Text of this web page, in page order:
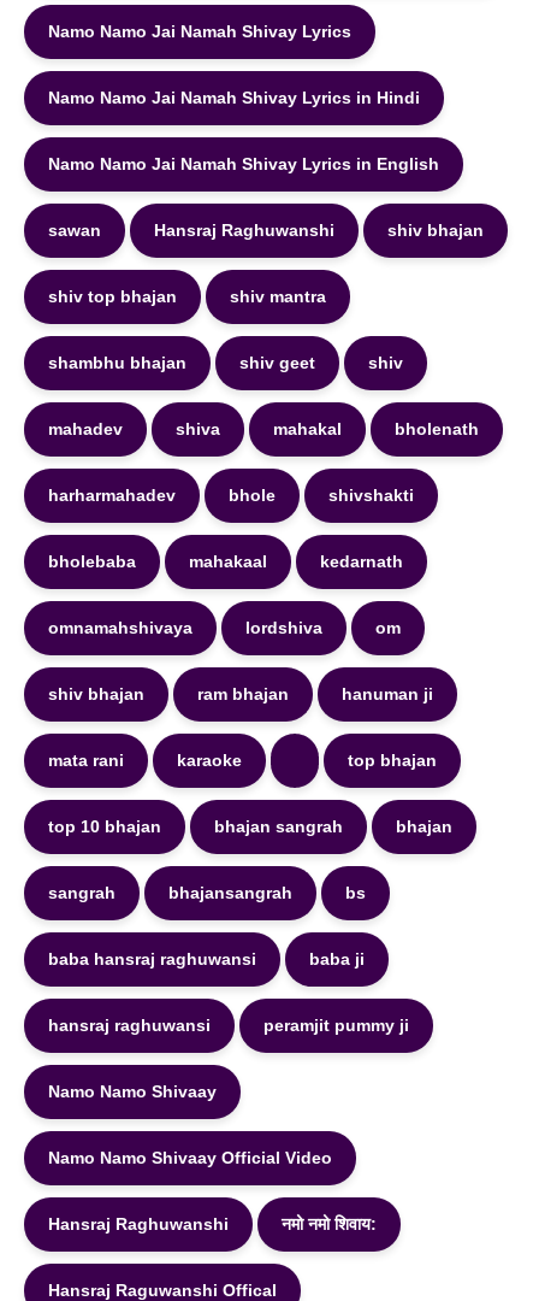
Namo Namo Jai Namah Shivay Lyrics
Namo Namo Jai Namah Shivay Lyrics in Hindi
Namo Namo Jai Namah Shivay Lyrics in English
sawan Hansraj Raghuwanshi shiv bhajan
shiv top bhajan shiv mantra
shambhu bhajan shiv geet shiv
mahadev shiva mahakal bholenath
harharmahadev bhole shivshakti
bholebaba mahakaal kedarnath
omnamahshivaya lordshiva om
shiv bhajan ram bhajan hanuman ji
mata rani karaoke top bhajan
top 10 bhajan bhajan sangrah bhajan
sangrah bhajansangrah bs
baba hansraj raghuwansi baba ji
hansraj raghuwansi peramjit pummy ji
Namo Namo Shivaay
Namo Namo Shivaay Official Video
Hansraj Raghuwanshi नमो नमो शिवाय:
Hansraj Raguwanshi Offical